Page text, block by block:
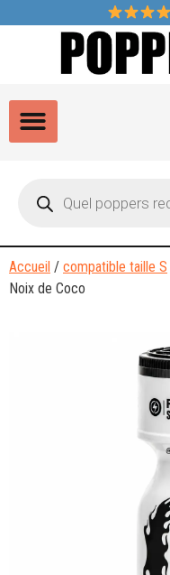
Accueil / compatible taille S
Noix de Coco